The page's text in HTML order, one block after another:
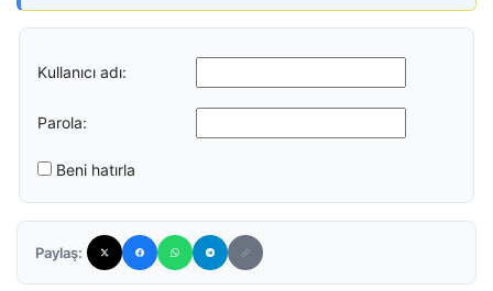
Kullanıcı adı:
Parola:
Beni hatırla
Paylaş: